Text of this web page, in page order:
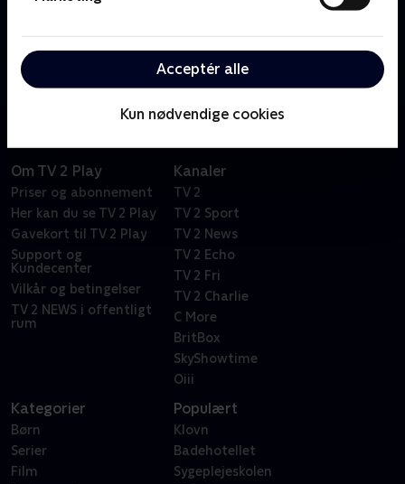
Acceptér alle
Kun nødvendige cookies
romantikken forsvundet, og derfor beslutter parret
hverdagen. Hvis det hele ender godt, vil Jesper fri til
Mette - men siger hun ja?
Om TV 2 Play
Priser og abonnement
Her kan du se TV 2 Play
Gavekort til TV 2 Play
Support og
Kundecenter
Vilkår og betingelser
TV 2 NEWS i offentligt
rum
Kanaler
TV 2
TV 2 Sport
TV 2 News
TV 2 Echo
TV 2 Fri
TV 2 Charlie
C More
BritBox
SkyShowtime
Oiii
Kategorier
Børn
Serier
Film
Populært
Klovn
Badehotellet
Sygeplejeskolen